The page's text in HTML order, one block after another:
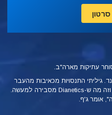
סרטון
עתיקות מארה"ב.
גיליתי התנסויות מכאיבות מהעבר
מה
ש-Dianetics מסבירה למעשה.
אומר ג'ף.